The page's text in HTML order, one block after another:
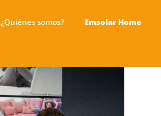
¿Quiénes somos? Emsolar Home